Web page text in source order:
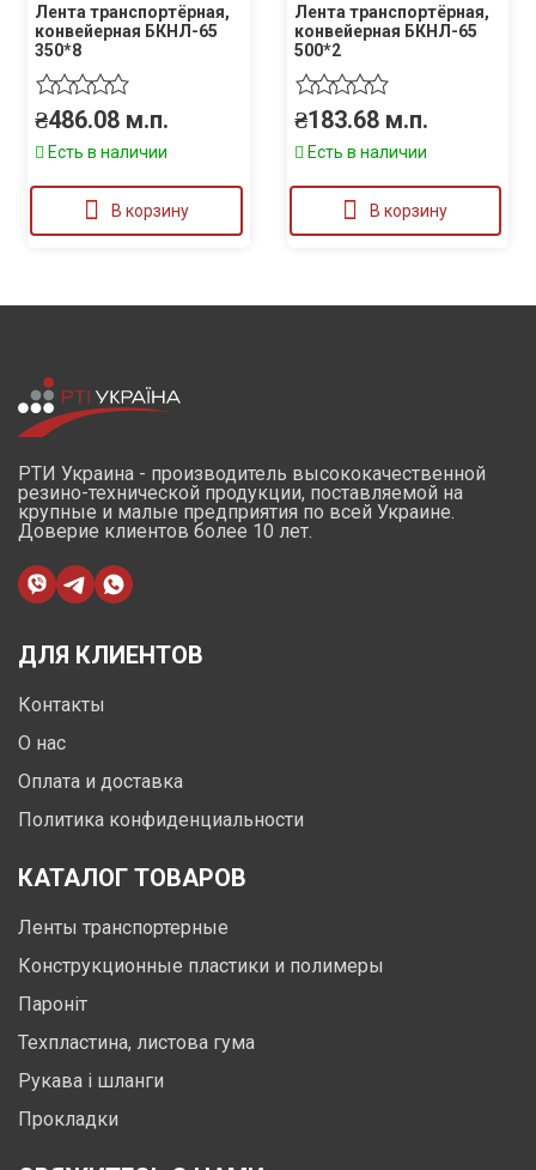
Лента транспортёрная,
конвейерная БКНЛ-65
350*8
₴486.08 м.п.
Есть в наличии
В корзину
Лента транспортёрная,
конвейерная БКНЛ-65
500*2
₴183.68 м.п.
Есть в наличии
В корзину
РТИ Украина - производитель высококачественной
резино-технической продукции, поставляемой на
крупные и малые предприятия по всей Украине.
Доверие клиентов более 10 лет.
ДЛЯ КЛИЕНТОВ
Контакты
О нас
Оплата и доставка
Политика конфиденциальности
КАТАЛОГ ТОВАРОВ
Ленты транспортерные
Конструкционные пластики и полимеры
Пароніт
Техпластина, листова гума
Рукава і шланги
Прокладки